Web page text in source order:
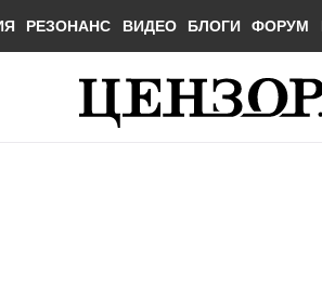
РЕЗОНАНС ВИДЕО БЛОГИ ФОРУМ